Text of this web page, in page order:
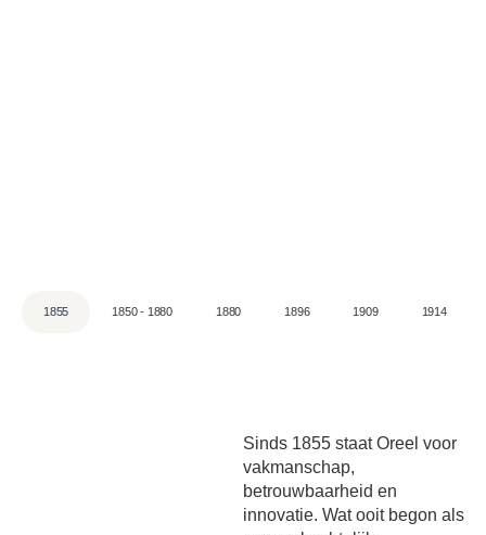
1855 1850 - 1880 1880 1896 1909 1914
Sinds 1855 staat Oreel voor
vakmanschap,
betrouwbaarheid en
innovatie. Wat ooit begon als